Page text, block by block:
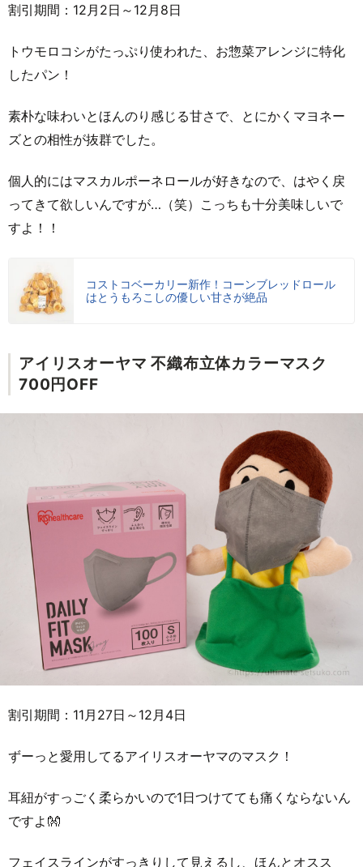
割引期間：12月2日～12月8日
トウモロコシがたっぷり使われた、お惣菜アレンジに特化
したパン！
素朴な味わいとほんのり感じる甘さで、とにかくマヨネー
ズとの相性が抜群でした。
個人的にはマスカルポーネロールが好きなので、はやく戻
ってきて欲しいんですが…（笑）こっちも十分美味しいで
すよ！！
コストコベーカリー新作！コーンブレッドロール
はとうもろこしの優しい甘さが絶品
アイリスオーヤマ 不織布立体カラーマスク
700円OFF
割引期間：11月27日～12月4日
ずーっと愛用してるアイリスオーヤマのマスク！
耳紐がすっごく柔らかいので1日つけてても痛くならないん
ですよ👐
フェイスラインがすっきりして見えるし、ほんとオスス